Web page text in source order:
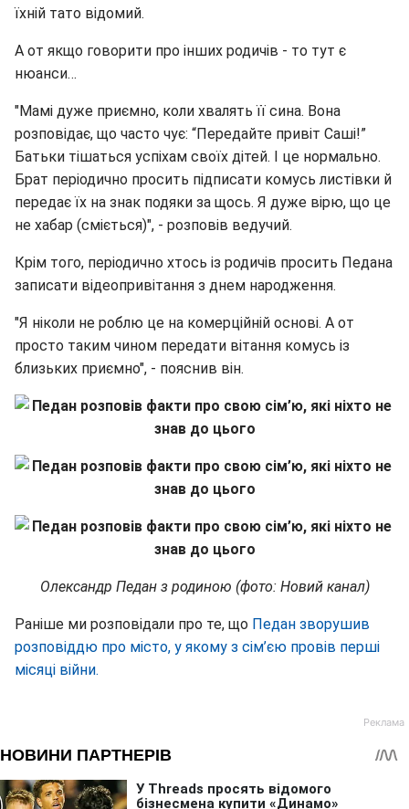
їхній тато відомий.
А от якщо говорити про інших родичів - то тут є
нюанси…
"Мамі дуже приємно, коли хвалять її сина. Вона
розповідає, що часто чує: “Передайте привіт Саші!”
Батьки тішаться успіхам своїх дітей. І це нормально.
Брат періодично просить підписати комусь листівки й
передає їх на знак подяки за щось. Я дуже вірю, що це
не хабар (сміється)", - розповів ведучий.
Крім того, періодично хтось із родичів просить Педана
записати відеопривітання з днем народження.
"Я ніколи не роблю це на комерційній основі. А от
просто таким чином передати вітання комусь із
близьких приємно", - пояснив він.
Олександр Педан з родиною (фото: Новий канал)
Раніше ми розповідали про те, що Педан зворушив
розповіддю про місто, у якому з сім’єю провів перші
місяці війни.